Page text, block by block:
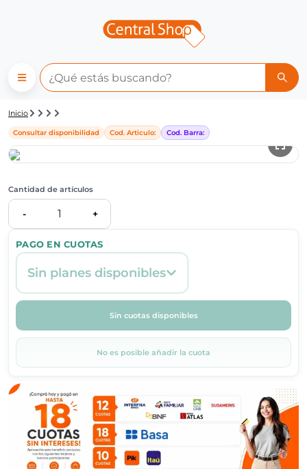
Detalle de producto | Central
Inicio
Consultar disponibilidad Cod. Articulo: Cod. Barra:
PAGO EN CUOTAS
Sin planes disponibles
Sin cuotas disponibles
No es posible añadir la cuota
Cantidad de artículos
- 1 +